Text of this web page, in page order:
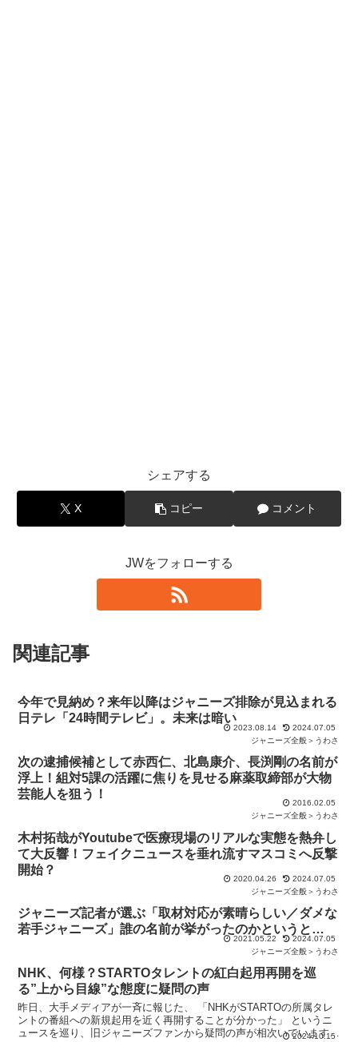
シェアする
X コピー コメント
JWをフォローする
関連記事
今年で見納め？来年以降はジャニーズ排除が見込まれる
日テレ「24時間テレビ」。未来は暗い
2023.08.14
2024.07.05
ジャニーズ全般＞うわさ
次の逮捕候補として赤西仁、北島康介、長渕剛の名前が
浮上！組対5課の活躍に焦りを見せる麻薬取締部が大物
芸能人を狙う！
2016.02.05
ジャニーズ全般＞うわさ
木村拓哉がYoutubeで医療現場のリアルな実態を熱弁し
て大反響！フェイクニュースを垂れ流すマスコミへ反撃
開始？
2020.04.26
2024.07.05
ジャニーズ全般＞うわさ
ジャニーズ記者が選ぶ「取材対応が素晴らしい／ダメな
若手ジャニーズ」誰の名前が挙がったのかというと…
2021.05.22
2024.07.05
ジャニーズ全般＞うわさ
NHK、何様？STARTOタレントの紅白起用再開を巡
る”上から目線”な態度に疑問の声
昨日、大手メディアが一斉に報じた、 「NHKがSTARTOの所属タレ
ントの番組への新規起用を近く再開することが分かった」 というニ
ュースを巡り、旧ジャニーズファンから疑問の声が相次いでいます。
2024.10.15